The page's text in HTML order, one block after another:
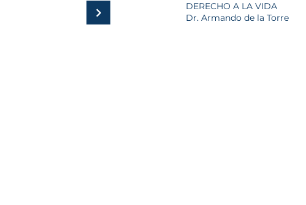
DERECHO A LA VIDA
Dr. Armando de la Torre